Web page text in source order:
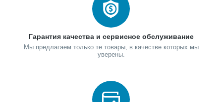
Гарантия качества и сервисное обслуживание
Мы предлагаем только те товары, в качестве которых мы
уверены.